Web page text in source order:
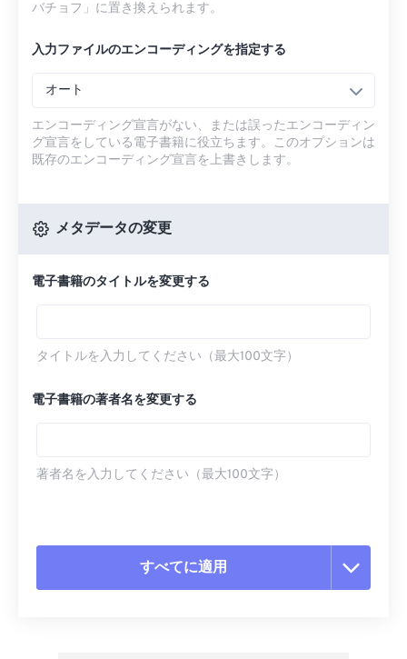
バチョフ」に置き換えられます。
入力ファイルのエンコーディングを指定する
オート
エンコーディング宣言がない、または誤ったエンコーディン
グ宣言をしている電子書籍に役立ちます。このオプションは
既存のエンコーディング宣言を上書きします。
メタデータの変更
電子書籍のタイトルを変更する
タイトルを入力してください（最大100文字）
電子書籍の著者名を変更する
著者名を入力してください（最大100文字）
すべてに適用